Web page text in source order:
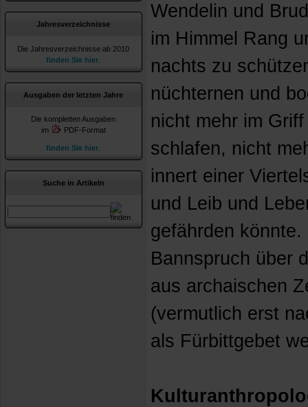
Jahresverzeichnisse
Die Jahresverzeichnisse ab 2010
finden Sie hier
Ausgaben der letzten Jahre
Die kompletten Ausgaben
im
PDF-Format
finden Sie hier
Suche in Artikeln
Wendelin und
im Himmel Rang
nachts zu
nüchternen und
nicht mehr im
schlafen, nicht
innert einer
und Leib und
gefährden
Bannspruch über
aus archaischen
(vermutlich erst
als Fürbittgebet